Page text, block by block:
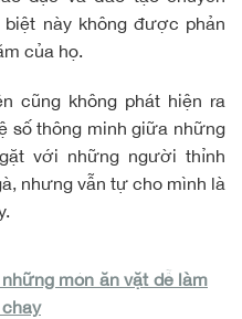
này không được phản
của họ.
cũng không phát hiện ra
số thông minh giữa những
với những người thỉnh
nhưng vẫn tự cho mình là
những món ăn vặt dễ làm